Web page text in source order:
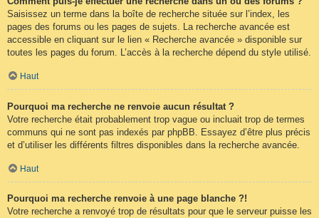
Saisissez un terme dans la boîte de recherche située sur l’index, les
pages des forums ou les pages de sujets. La recherche avancée est
accessible en cliquant sur le lien « Recherche avancée » disponible sur
toutes les pages du forum. L’accès à la recherche dépend du style utilisé.
Haut
Pourquoi ma recherche ne renvoie aucun résultat ?
Votre recherche était probablement trop vague ou incluait trop de termes
communs qui ne sont pas indexés par phpBB. Essayez d’être plus précis
et d’utiliser les différents filtres disponibles dans la recherche avancée.
Haut
Pourquoi ma recherche renvoie à une page blanche ?!
Votre recherche a renvoyé trop de résultats pour que le serveur puisse les